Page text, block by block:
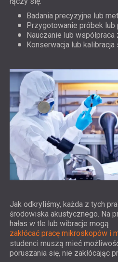
Badania precyzyjne lub
Przygotowanie próbek lub
Nauczanie lub współpraca
Konserwacja lub kalibracja
Jak odkryliśmy, każda z tych
środowiska akustycznego. Na
hałas w tle lub wibracje mogą
zakłócać pracę mikroskopów i
studenci muszą mieć
poruszania się, nie zakłócając